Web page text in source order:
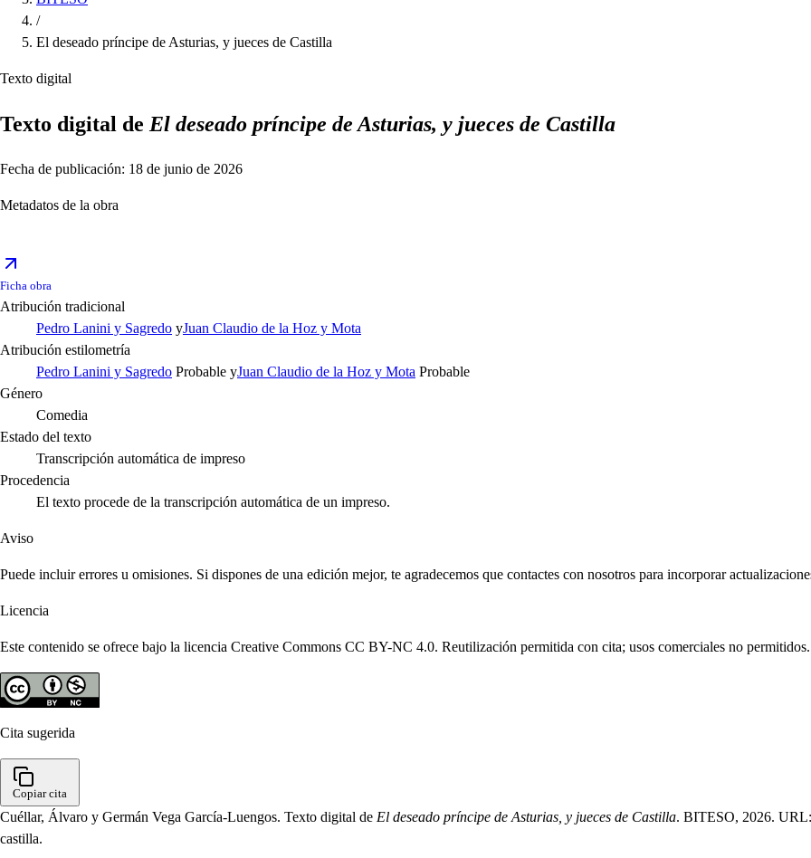
/
El deseado príncipe de Asturias, y jueces de Castilla
Texto digital
Texto digital de El deseado príncipe de Asturias, y jueces de Castilla
Fecha de publicación: 18 de junio de 2026
Metadatos de la obra
Ficha obra
Atribución tradicional
Pedro Lanini y Sagredo yJuan Claudio de la Hoz y Mota
Atribución estilometría
Pedro Lanini y Sagredo Probable yJuan Claudio de la Hoz y Mota Probable
Género
Comedia
Estado del texto
Transcripción automática de impreso
Procedencia
El texto procede de la transcripción automática de un impreso.
Aviso
Puede incluir errores u omisiones. Si dispones de una edición mejor, te agradecemos que contactes con nosotros para incorporar
Licencia
Este contenido se ofrece bajo la licencia Creative Commons CC BY-NC 4.0. Reutilización permitida con cita; usos comerciales no permitidos.
Cita sugerida
Copiar cita
Cuéllar, Álvaro y Germán Vega García-Luengos. Texto digital de El deseado príncipe de Asturias, y jueces de Castilla. BITESO, 2026. URL:
castilla.